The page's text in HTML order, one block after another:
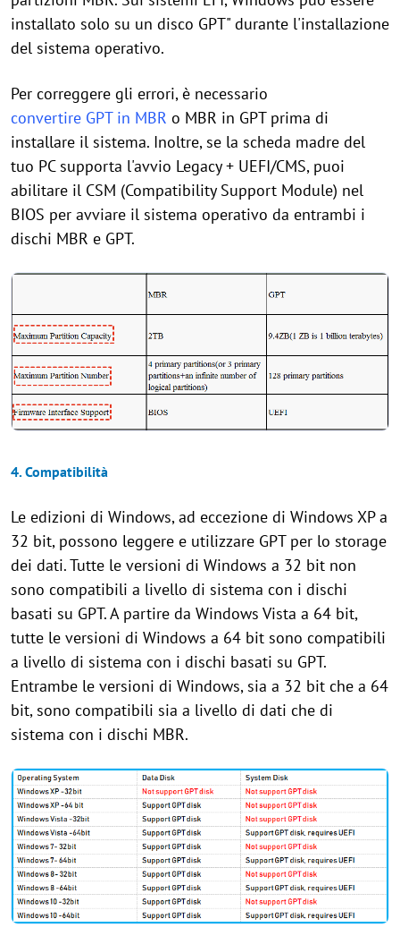
installato solo su un disco GPT" durante l'installazione
del sistema operativo.
Per correggere gli errori, è necessario
convertire GPT in MBR o MBR in GPT prima di
installare il sistema. Inoltre, se la scheda madre del
tuo PC supporta l'avvio Legacy + UEFI/CMS, puoi
abilitare il CSM (Compatibility Support Module) nel
BIOS per avviare il sistema operativo da entrambi i
dischi MBR e GPT.
4. Compatibilità
Le edizioni di Windows, ad eccezione di Windows XP a
32 bit, possono leggere e utilizzare GPT per lo storage
dei dati. Tutte le versioni di Windows a 32 bit non
sono compatibili a livello di sistema con i dischi
basati su GPT. A partire da Windows Vista a 64 bit,
tutte le versioni di Windows a 64 bit sono compatibili
a livello di sistema con i dischi basati su GPT.
Entrambe le versioni di Windows, sia a 32 bit che a 64
bit, sono compatibili sia a livello di dati che di
sistema con i dischi MBR.